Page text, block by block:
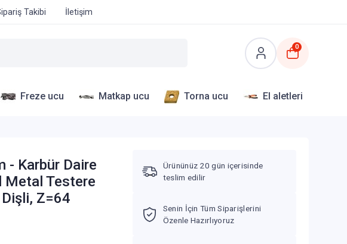
Takibi İletişim
0
Freze ucu Matkap ucu Torna ucu El aletleri
- Karbür Daire
Metal Testere
Z=64
Ürününüz 20 gün içerisinde
teslim edilir
Senin İçin Tüm Siparişlerini
Özenle Hazırlıyoruz